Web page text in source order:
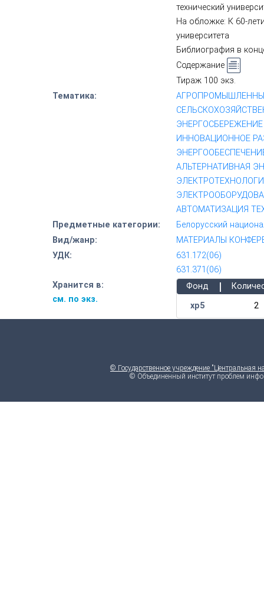
технический
На обложке: К 60-
университета
Библиография в
Содержание
Тираж 100 экз.
Тематика:
ЭНЕРГОСБЕРЕЖЕНИЕ
ИННОВАЦИОННОЕ
АЛЬТЕРНАТИВНАЯ
АВТОМАТИЗАЦИЯ
Предметные категории:
Белорусский
Вид/жанр:
МАТЕРИАЛЫ
УДК:
631.172(06)
631.371(06)
Хранится в:
см. по экз.
Фонд |
хр5
2
© Государственное учреждение
© Объединенный институт проблем